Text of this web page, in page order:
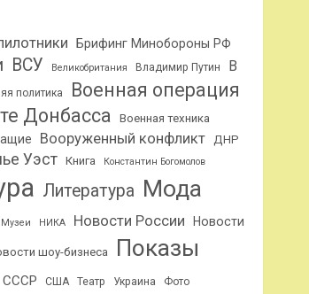
Брифинг Минобороны РФ
ВСУ Великобритания Владимир Путин
В
политика
Военная операция
Донбасса
Военная техника
Вооруженный конфликт ДНР
Уэст Книга Константин Богомолов
Литература Мода
Музеи НИКА Новости России Новости
шоу-бизнеса Показы
СССР США Театр Украина Фото